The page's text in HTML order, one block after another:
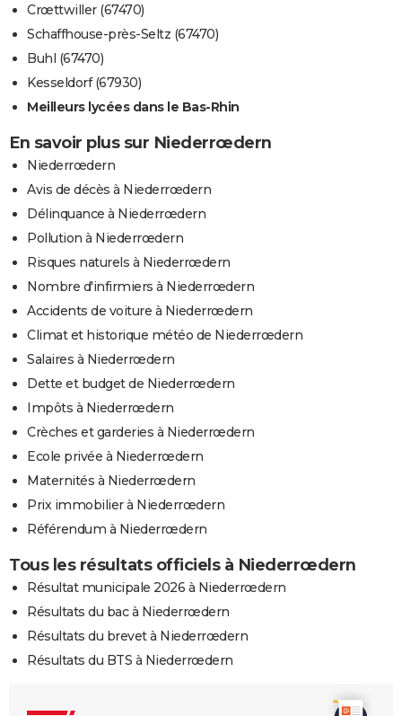
Crœttwiller (67470)
Schaffhouse-près-Seltz (67470)
Buhl (67470)
Kesseldorf (67930)
Meilleurs lycées dans le Bas-Rhin
En savoir plus sur Niederrœdern
Niederrœdern
Avis de décès à Niederrœdern
Délinquance à Niederrœdern
Pollution à Niederrœdern
Risques naturels à Niederrœdern
Nombre d'infirmiers à Niederrœdern
Accidents de voiture à Niederrœdern
Climat et historique météo de Niederrœdern
Salaires à Niederrœdern
Dette et budget de Niederrœdern
Impôts à Niederrœdern
Crèches et garderies à Niederrœdern
Ecole privée à Niederrœdern
Maternités à Niederrœdern
Prix immobilier à Niederrœdern
Référendum à Niederrœdern
Tous les résultats officiels à Niederrœdern
Résultat municipale 2026 à Niederrœdern
Résultats du bac à Niederrœdern
Résultats du brevet à Niederrœdern
Résultats du BTS à Niederrœdern